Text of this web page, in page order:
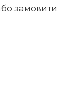
замовити